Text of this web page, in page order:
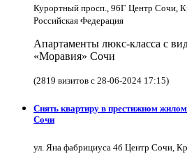
Курортный просп., 96Г Центр Сочи,
Российская Федерация
Апартаменты люкс-класса с
«Моравия» Сочи
(2819 визитов с 28-06-2024 17:15)
Снять квартиру в престижном
Сочи
ул. Яна фабрициуса 4б Центр Сочи,